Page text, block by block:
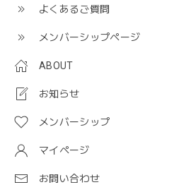
よくあるご質問
メンバーシップページ
ABOUT
お知らせ
メンバーシップ
マイページ
お問い合わせ